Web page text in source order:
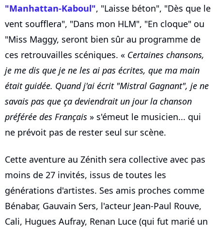
"Manhattan-Kaboul", "Laisse béton", "Dès que le
vent soufflera", "Dans mon HLM", "En cloque" ou
"Miss Maggy, seront bien sûr au programme de
ces retrouvailles scéniques. « Certaines chansons,
je me dis que je ne les ai pas écrites, que ma main
était guidée. Quand j'ai écrit "Mistral Gagnant", je ne
savais pas que ça deviendrait un jour la chanson
préférée des Français » s'émeut le musicien... qui
ne prévoit pas de rester seul sur scène.
Cette aventure au Zénith sera collective avec pas
moins de 27 invités, issus de toutes les
générations d'artistes. Ses amis proches comme
Bénabar, Gauvain Sers, l'acteur Jean-Paul Rouve,
Cali, Hugues Aufray, Renan Luce (qui fut marié un